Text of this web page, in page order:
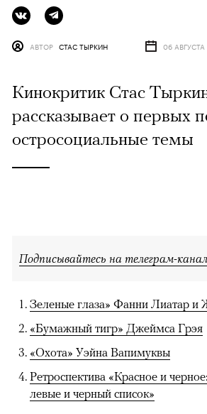
АВТОР СТАС ТЫРКИН 06 АВГУСТА
Кинокритик Стас
рассказывает о первых
остросоциальные темы
Подписывайтесь на телеграм-
Зеленые глаза» Фанни Лиатар
«Бумажный тигр» Джеймса Грэя
«Охота» Уэйна Вапимуквы
Ретроспектива «Красное и
левые и черный список»